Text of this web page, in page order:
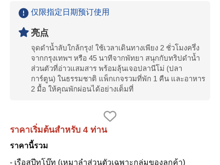
仅限指定日期预订使用
亮点
จุดดำน้ำลับใกล้กรุง! ใช้เวลาเดินทางเพียง 2 ชั่วโมงครึ่ง
จากกรุงเทพฯ หรือ 45 นาทีจากพัทยา สนุกกับทริปดำน้ำ
ส่วนตัวที่อ่าวแสมสาร พร้อมลุ้นเจอปลานีโม่ (ปลา
การ์ตูน) ในธรรมชาติ แพ็กเกจรวมที่พัก 1 คืน และอาหาร
2 มื้อ ให้คุณพักผ่อนได้อย่างเต็มที่
ราคาเริ่มต้นสำหรับ 4 ท่าน
ราคานี้รวม
- เรือสปีทโบ๊ท (เหมาลำส่วนตัวเฉพาะกลุ่มของลูกค้า)